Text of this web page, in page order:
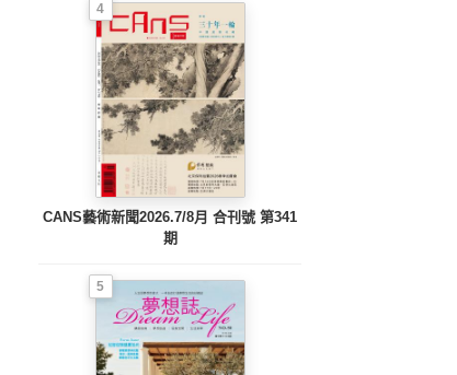
4
CANS藝術新聞2026.7/8月 合刊號 第341
期
5